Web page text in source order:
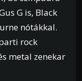
G is, Black
nótákkal.
rock
metal zenekar